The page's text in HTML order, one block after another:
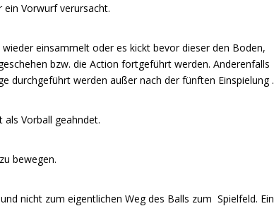
ein Vorwurf verursacht.
einsammelt oder es kickt bevor dieser den Boden,
bzw. die Action fortgeführt werden. Anderenfalls
durchgeführt werden außer nach der fünften Einspielung .
Vorball geahndet.
bewegen.
nicht zum eigentlichen Weg des Balls zum Spielfeld. Ein